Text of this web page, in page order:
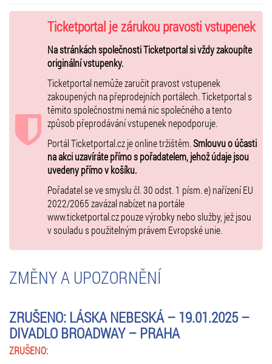
Hynek - Jan KOPEČNÝ, Martin SCHREINER
Profesor Nehera - Bohuš MATUŠ, Bořek SLEZÁČEK, Bronislav KOTIŠ
Profesor Kulíšek-Oldřich KŘÍŽ, Rudolf KUBÍK, Petr PEČENÝ
Zuzana Metelková - Dita HOŘÍNKOVÁ, Sandra POGODOVÁ, Linda
Tereza Troníčková - Marcela KARLESZOVÁ, Pavlína ĎURIAČOVÁ
Láska nebeská
NOVÁ MUZIKÁLOVÁ KOMEDIE O
DVOU BRATRECH, Z NICHŽ JEDEN
SE PO SVÉ SMRTI VRÁTÍ NA SVĚT
JAKO DUCH. ZÁBAVNÝ PŘÍBĚH S
HITY WALDEMARA MATUŠKY V
REŽII ZDEŇKA ZELENKY.
Starší z bratrů Jáchym se po své tragické smrti ocitá v Nebi, kde si u
proto, aby se mohl postarat o ty, které měl za svého života opravdu
naštvaného otce, který právě slaví šedesátiny. Jáchymova prosba je
Pánem Bohem vyslyšena, a tak se student Jáchym znovu ocitá mezi
spolužáky z vysoké školy, ale také u otce ve své rodné vesnici. Je
samozřejmé, že přítomnost ducha Jáchyma, kterého ale po jeho
Ticketportal je zárukou pravosti vstupenek
Na stránkách společnosti Ticketportal si vždy zakoupíte
originální vstupenky.
Ticketportal nemůže zaručit pravost vstupenek
zakoupených na přeprodejních portálech. Ticketportal s
těmito společnostmi nemá nic společného a tento
způsob přeprodávání vstupenek nepodporuje.
Portál Ticketportal.cz je online tržištěm.Smlouvu o účasti
na akci uzavíráte přímo s pořadatelem, jehož údaje jsou
uvedeny přímo v košíku.
Pořadatel se ve smyslu čl. 30 odst. 1 písm. e) nařízení EU
2022/2065 zavázal nabízet na portále
www.ticketportal.cz pouze výrobky nebo služby, jež jsou
v souladu s použitelným právem Evropské unie.
ZMĚNY A UPOZORNĚNÍ
ZRUŠENO: LÁSKA NEBESKÁ – 19.01.2025 –
DIVADLO BROADWAY – PRAHA
ZRUŠENO: